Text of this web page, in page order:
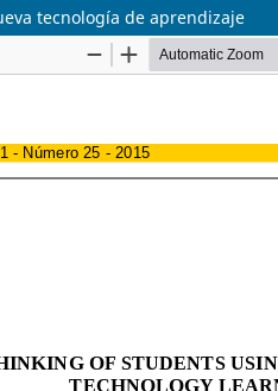
tecnología de aprendizaje